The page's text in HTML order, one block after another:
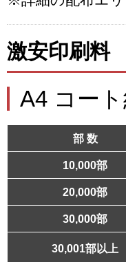
激安印刷料
A4 コー
部 数
10,000部
20,000部
30,000部
30,001部以上